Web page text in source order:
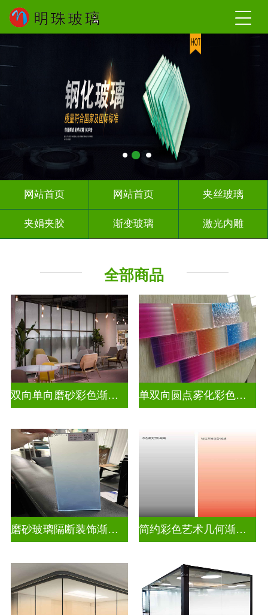
网站首页 网站首页 夹丝玻璃
夹娟夹胶 渐变玻璃 激光内雕
烤漆玻璃
深雕浮雕 玻璃砖墙 智能镜子
工程玻璃
全部商品
双向单向磨砂彩色渐变玻璃 单双向圆点雾化彩色渐变玻璃
磨砂玻璃隔断装饰渐变隔断装饰玻璃 简约彩色艺术几何渐变隔断装饰玻璃